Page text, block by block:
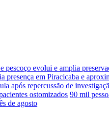
pescoço evolui e amplia
presença em Piracicaba e
após repercussão de
ostomizados 90 mil
de agosto